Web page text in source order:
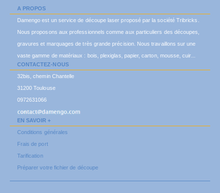
A PROPOS
Damengo est un service de découpe laser proposé par la société Tribricks.
Nous proposons aux professionnels comme aux particuliers des découpes,
gravures et marquages de très grande précision. Nous travaillons sur une
vaste gamme de matériaux : bois, plexiglas, papier, carton, mousse, cuir...
CONTACTEZ-NOUS
32bis, chemin Chantelle
31200 Toulouse
0972631066
EN SAVOIR +
Conditions générales
Frais de port
Tarification
Préparer votre fichier de découpe